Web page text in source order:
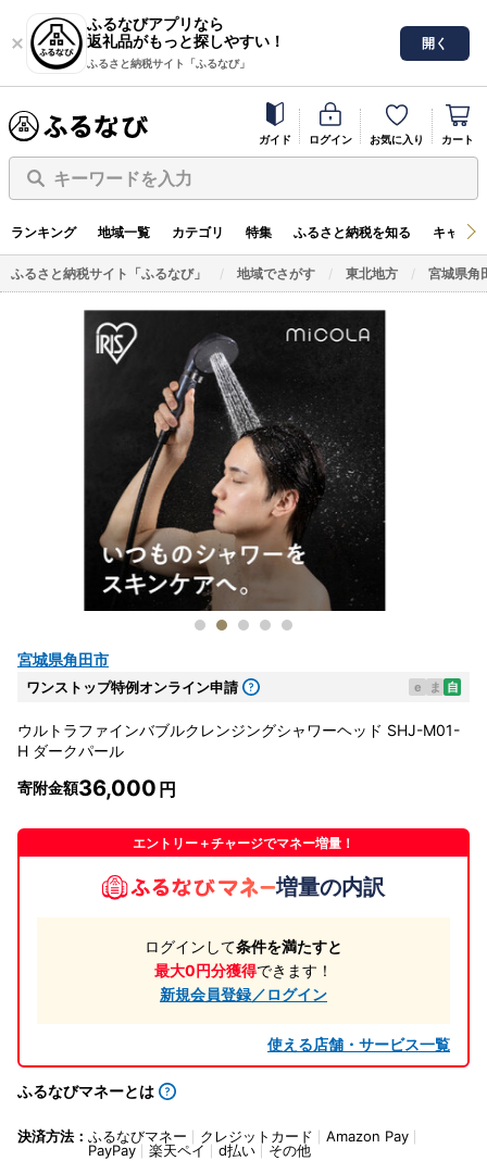
ふるなびアプリなら
返礼品がもっと探しやすい！
ふるさと納税サイト「ふるなび」
開く
ガイド ログイン お気に入り カート
キーワードを入力
ランキング 地域一覧 カテゴリ 特集 ふるさと納税を知る キャン
ふるさと納税サイト「ふるなび」 地域でさがす 東北地方 宮城県角
宮城県角田市
ワンストップ特例オンライン申請 e ま 自
ウルトラファインバブルクレンジングシャワーヘッド SHJ-M01-
H ダークパール
寄附金額36,000
エントリー＋チャージでマネー増量！
増量の内訳
ログインして条件を満たすと
最大0円分獲得できます！
新規会員登録／ログイン
使える店舗・サービス一覧
ふるなびマネーとは
決済方法： ふるなびマネー クレジットカード
Amazon Pay
PayPay
楽天ペイ d払い その他